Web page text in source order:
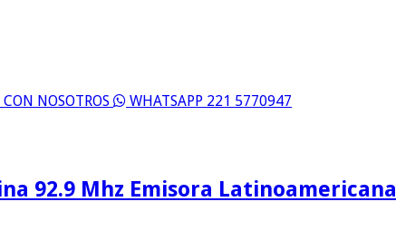
NOSOTROS
WHATSAPP 221 5770947
92.9 Mhz Emisora Latinoamericana